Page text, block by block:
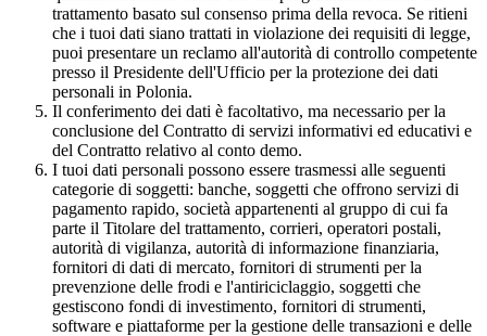
trattamento basato sul consenso prima della revoca. Se ritieni
che i tuoi dati siano trattati in violazione dei requisiti di legge,
puoi presentare un reclamo all'autorità di controllo competente
presso il Presidente dell'Ufficio per la protezione dei dati
personali in Polonia.
Il conferimento dei dati è facoltativo, ma necessario per la
conclusione del Contratto di servizi informativi ed educativi e
del Contratto relativo al conto demo.
I tuoi dati personali possono essere trasmessi alle seguenti
categorie di soggetti: banche, soggetti che offrono servizi di
pagamento rapido, società appartenenti al gruppo di cui fa
parte il Titolare del trattamento, corrieri, operatori postali,
autorità di vigilanza, autorità di informazione finanziaria,
fornitori di dati di mercato, fornitori di strumenti per la
prevenzione delle frodi e l'antiriciclaggio, soggetti che
gestiscono fondi di investimento, fornitori di strumenti,
software e piattaforme per la gestione delle transazioni e delle